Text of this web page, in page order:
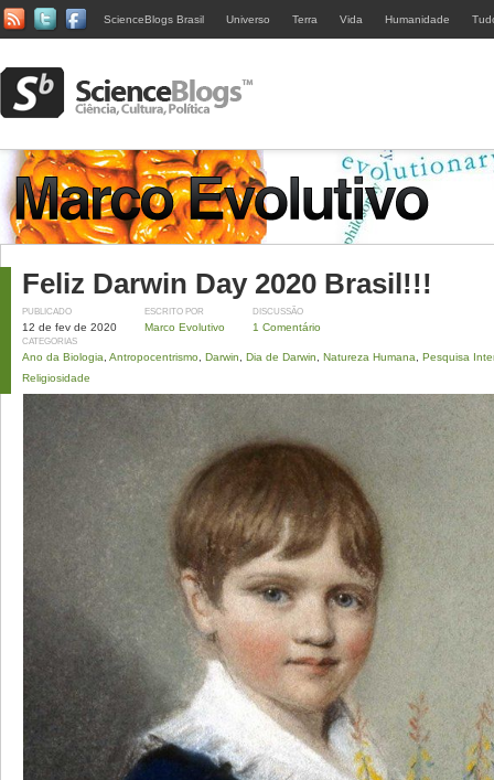
ScienceBlogs Brasil Universo Terra Vida Humanidade
Feliz Darwin Day 2020 Brasil!!!
PUBLICADO
12 de fev de 2020
ESCRITO POR
Marco Evolutivo
DISCUSSÃO
1 Comentário
CATEGORIAS
Ano da Biologia Antropocentrismo Darwin Dia de Darwin Natureza Humana
Pesquisa
Religiosidade